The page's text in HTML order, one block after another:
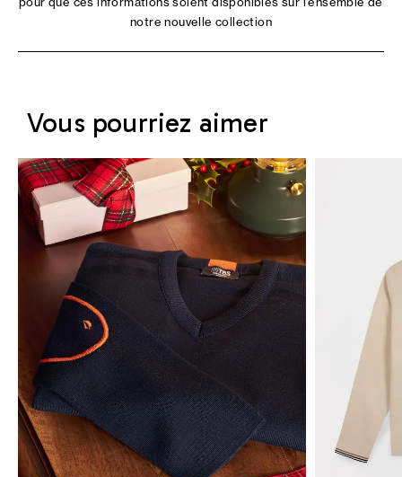
notre nouvelle collection
Vous pourriez aimer